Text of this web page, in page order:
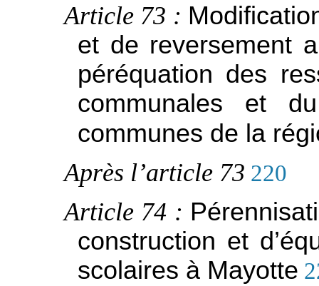
Article 73 :
et de reversement
péréquation des
communales et
communes de la
Après l’article 73 220
Article 74 :
construction et
scolaires à Mayotte